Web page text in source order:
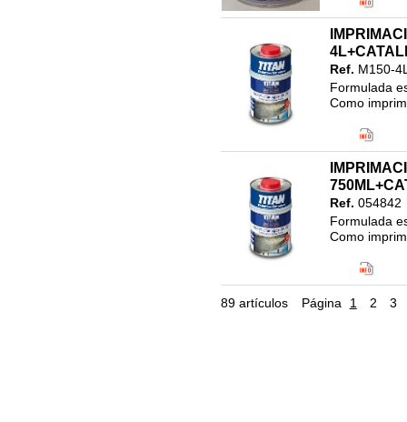
Ref. M150-
Formulada
Como
Ref. 054842
Formulada
Como
Página 1 2 3
89 artículos